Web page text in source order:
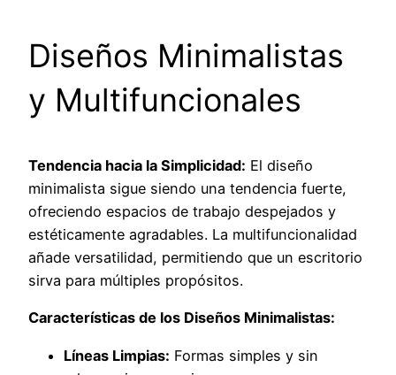
Diseños Minimalistas
y Multifuncionales
Tendencia hacia la Simplicidad: El diseño
minimalista sigue siendo una tendencia fuerte,
ofreciendo espacios de trabajo despejados y
estéticamente agradables. La multifuncionalidad
añade versatilidad, permitiendo que un escritorio
sirva para múltiples propósitos.
Características de los Diseños Minimalistas:
Líneas Limpias: Formas simples y sin